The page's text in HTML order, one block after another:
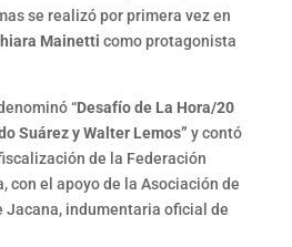
se realizó por primera vez en
Mainetti como protagonista
“Desafío de La Hora/20
Suárez y Walter Lemos” y contó
de la Federación
el apoyo de la Asociación de
Jacana, indumentaria oficial de